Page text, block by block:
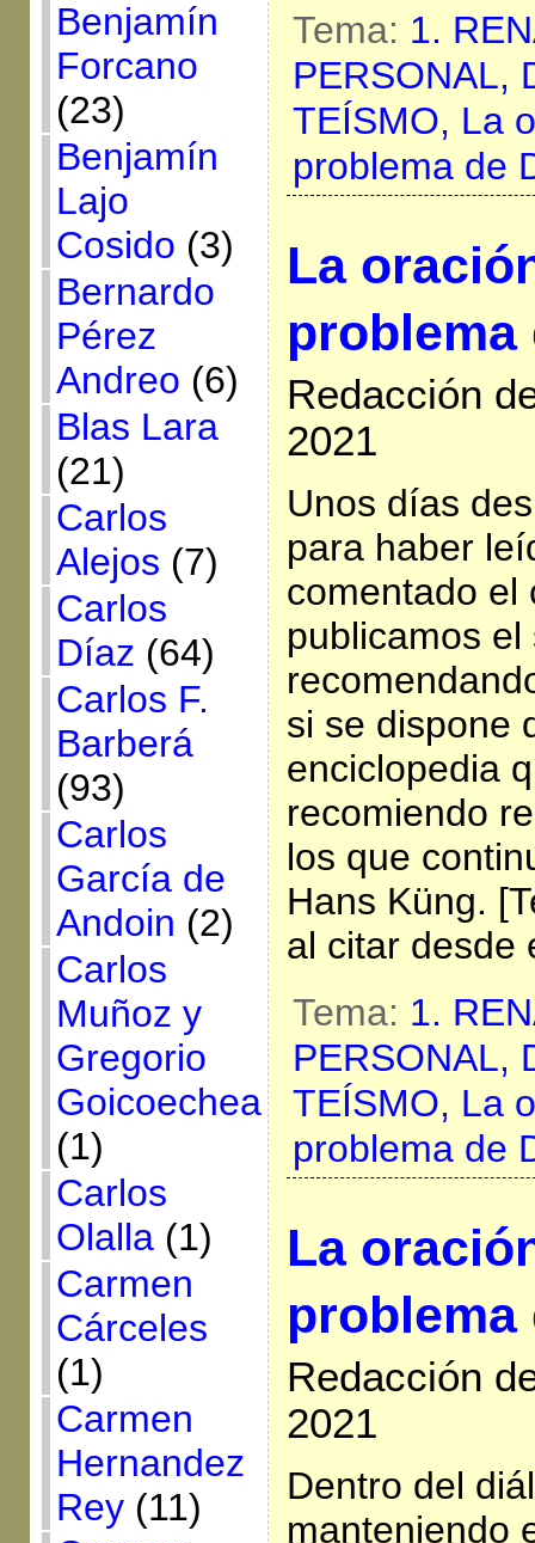
Benjamín
Forcano
(23)
Benjamín
Lajo
Cosido (3)
Bernardo
Pérez
Andreo (6)
Blas Lara
(21)
Carlos
Alejos (7)
Carlos
Díaz (64)
Carlos F.
Barberá
(93)
Carlos
García de
Andoin (2)
Carlos
Muñoz y
Gregorio
Goicoechea
(1)
Carlos
Olalla(1)
Carmen
Cárceles
(1)
Carmen
Hernandez
Rey(11)
Tema: 1.
PERSONAL,
TEÍSMO, La
problema de
La
problema
Redacción
2021
Unos días
para haber
comentado el
publicamos el
si se dispone
enciclopedia
recomiendo
los que
Hans Küng.
al citar
Tema: 1.
PERSONAL,
TEÍSMO, La
problema de
La
problema
Redacción
2021
Dentro del
manteniendo